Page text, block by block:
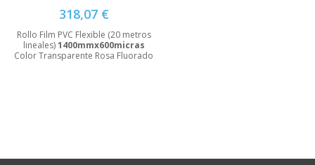
318,07 €
Rollo Film PVC Flexible (20 metros
lineales)1400mmx600micras
Color Transparente Rosa Fluorado